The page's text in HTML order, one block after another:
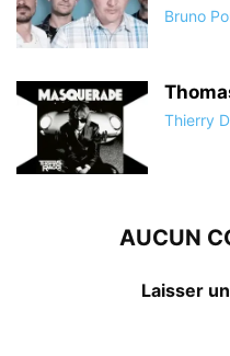
Bruno
Thierry
AUCUN
Laisser